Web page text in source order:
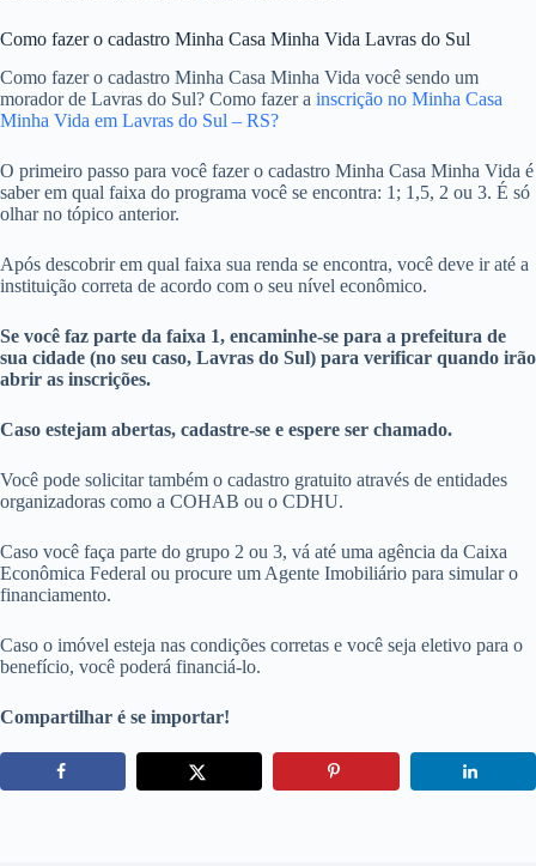
Como fazer o cadastro Minha Casa Minha Vida Lavras do Sul
Como fazer o cadastro Minha Casa Minha Vida você sendo um
morador de Lavras do Sul? Como fazer a inscrição no Minha Casa
Minha Vida em Lavras do Sul – RS?
O primeiro passo para você fazer o cadastro Minha Casa Minha Vida é
saber em qual faixa do programa você se encontra: 1; 1,5, 2 ou 3. É só
olhar no tópico anterior.
Após descobrir em qual faixa sua renda se encontra, você deve ir até a
instituição correta de acordo com o seu nível econômico.
Se você faz parte da faixa 1, encaminhe-se para a prefeitura de
sua cidade (no seu caso, Lavras do Sul) para verificar quando irão
abrir as inscrições.
Caso estejam abertas, cadastre-se e espere ser chamado.
Você pode solicitar também o cadastro gratuito através de entidades
organizadoras como a COHAB ou o CDHU.
Caso você faça parte do grupo 2 ou 3, vá até uma agência da Caixa
Econômica Federal ou procure um Agente Imobiliário para simular o
financiamento.
Caso o imóvel esteja nas condições corretas e você seja eletivo para o
benefício, você poderá financiá-lo.
Compartilhar é se importar!